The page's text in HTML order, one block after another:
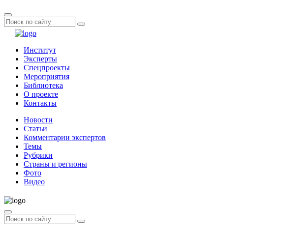
Институт
Эксперты
Спецпроекты
Мероприятия
Библиотека
О проекте
Контакты
Новости
Статьи
Комментарии экспертов
Темы
Рубрики
Страны и регионы
Фото
Видео